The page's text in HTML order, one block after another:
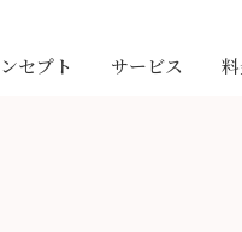
セプト サービス